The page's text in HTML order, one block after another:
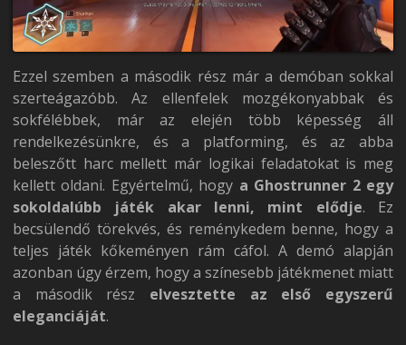
Ezzel szemben a második rész már a demóban sokkal
szerteágazóbb. Az ellenfelek mozgékonyabbak és
sokfélébbek, már az elején több képesség áll
rendelkezésünkre, és a platforming, és az abba
beleszőtt harc mellett már logikai feladatokat is meg
kellett oldani. Egyértelmű, hogy a Ghostrunner 2 egy
sokoldalúbb játék akar lenni, mint elődje. Ez
becsülendő törekvés, és reménykedem benne, hogy a
teljes játék kőkeményen rám cáfol. A demó alapján
azonban úgy érzem, hogy a színesebb játékmenet miatt
a második rész elvesztette az első egyszerű
eleganciáját.